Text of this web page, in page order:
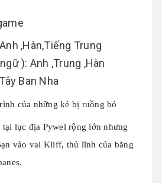
,Hàn,Tiếng Trung
): Anh ,Trung ,Hàn
Ban Nha
của những kẻ bị ruồng bỏ
tại lục địa Pywel rộng lớn nhưng
vào vai Kliff, thủ lĩnh của băng
.